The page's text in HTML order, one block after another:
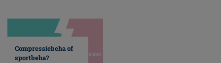
Compressiebeha of
sportbeha?